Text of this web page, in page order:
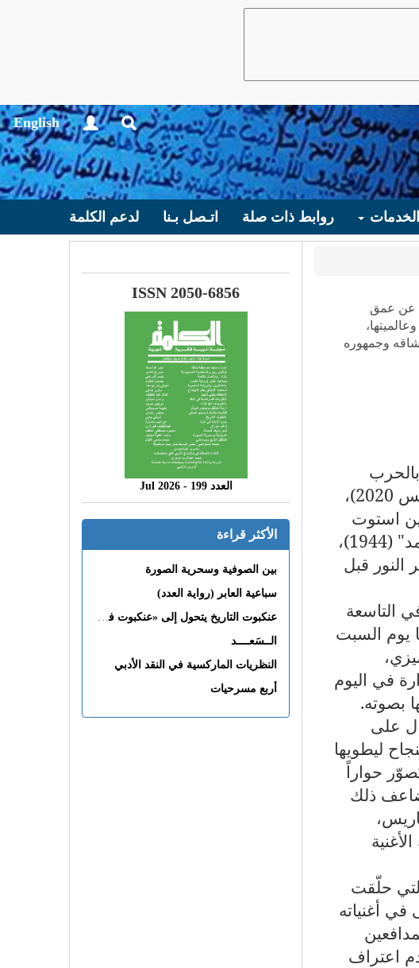
English
روابط ذات صلة اتـصل بـنا لدعم الكلمة
عن عمق
وجمهوره
بالحرب
الباردة والتهديد بحرب نووية عالمية، كان الفتى حميد شريّط (تيزي وزو 1947 - باريس 2020)،
استوت
الفكرة، عرضها على الشاعر القبائلي محمد بن حمادوش، المعروف باسم "بن محمد" (1944)،
النور قبل
التاسعة
يوم السبت
نوّارة في اليوم
بصوته.
على
ليطويها
حواراً
ذلك
التي حلّقت
في أغنياته
اعتراف
ISSN 2050-6856
العدد 199 - 2026 Jul
الأكثر قراءة
بين الصوفية وسحرية الصورة
سباعية العابر (رواية العدد)
عنكبوت التاريخ يتحول إلى «عنكبوت فى القلب»
الــسَعــــد
النظريات الماركسية في النقد الأدبي
أربع مسرحيات